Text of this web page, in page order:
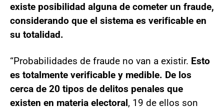
existe posibilidad alguna de cometer un fraude,
considerando que el sistema es verificable en
su totalidad.
“Probabilidades de fraude no van a existir. Esto
es totalmente verificable y medible. De los
cerca de 20 tipos de delitos penales que
existen en materia electoral, 19 de ellos son